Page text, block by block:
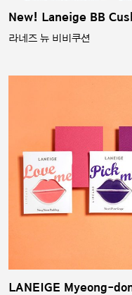
New! Laneige BB
라네즈 뉴 비비쿠션
LANEIGE Myeong-